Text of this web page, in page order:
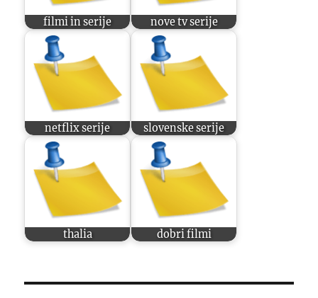
filmi in serije nove tv serije
netflix serije slovenske serije
thalia dobri filmi